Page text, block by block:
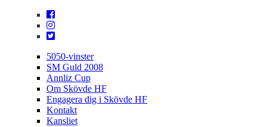
5050-vinster
SM Guld 2008
Annliz Cup
Om Skövde HF
Engagera dig i Skövde HF
Kontakt
Kansliet